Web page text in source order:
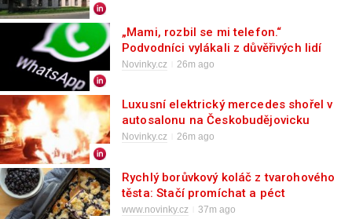
„Mami, rozbil se mi telefon.“
Podvodníci vylákali z důvěřivých lidí
přes milion korun
Novinky.cz 26m ago
Luxusní elektrický mercedes shořel v
autosalonu na Českobudějovicku
Novinky.cz 26m ago
Rychlý borůvkový koláč z tvarohového
těsta: Stačí promíchat a péct
www.novinky.cz 37m ago